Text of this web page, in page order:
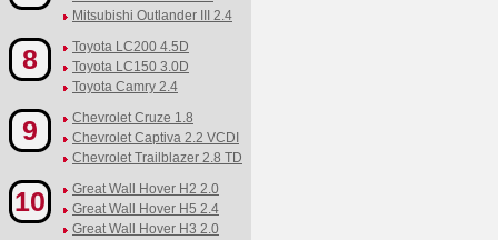
Mitsubishi Outlander III 2.4
8
Toyota LC200 4.5D
Toyota LC150 3.0D
Toyota Camry 2.4
9
Chevrolet Cruze 1.8
Chevrolet Captiva 2.2 VCDI
Chevrolet Trailblazer 2.8 TD
10
Great Wall Hover H2 2.0
Great Wall Hover H5 2.4
Great Wall Hover H3 2.0